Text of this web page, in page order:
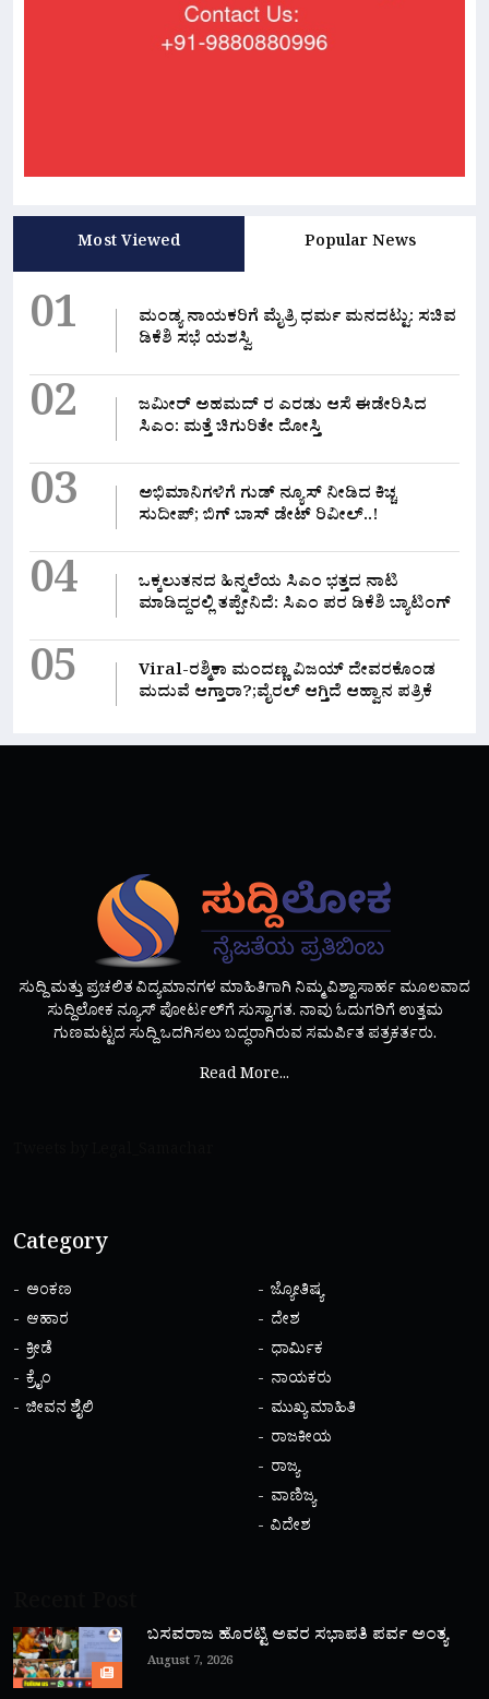
Most Viewed Popular News
01
ಮಂಡ್ಯ ನಾಯಕರಿಗೆ ಮೈತ್ರಿ ಧರ್ಮ ಮನದಟ್ಟು: ಸಚಿವ
ಡಿಕೆಶಿ ಸಭೆ ಯಶಸ್ವಿ
02
ಜಮೀರ್ ಅಹಮದ್ ರ ಎರಡು ಆಸೆ ಈಡೇರಿಸಿದ
ಸಿಎಂ: ಮತ್ತೆ ಚಿಗುರಿತೇ ದೋಸ್ತಿ
03
ಅಭಿಮಾನಿಗಳಿಗೆ ಗುಡ್ ನ್ಯೂಸ್ ನೀಡಿದ ಕಿಚ್ಚ
ಸುದೀಪ್; ಬಿಗ್ ಬಾಸ್ ಡೇಟ್ ರಿವೀಲ್..!
04
ಒಕ್ಕಲುತನದ ಹಿನ್ನಲೆಯ ಸಿಎಂ ಭತ್ತದ ನಾಟಿ
ಮಾಡಿದ್ದರಲ್ಲಿ‌ ತಪ್ಪೇನಿದೆ: ಸಿಎಂ ಪರ ಡಿಕೆಶಿ ಬ್ಯಾಟಿಂಗ್
05
Viral-ರಶ್ಮಿಕಾ ಮಂದಣ್ಣ ವಿಜಯ್ ದೇವರಕೊಂಡ
ಮದುವೆ ಆಗ್ತಾರಾ?;ವೈರಲ್ ಆಗ್ತಿದೆ ಆಹ್ವಾನ ಪತ್ರಿಕೆ
ಸುದ್ದಿ ಮತ್ತು ಪ್ರಚಲಿತ ವಿದ್ಯಮಾನಗಳ ಮಾಹಿತಿಗಾಗಿ ನಿಮ್ಮ ವಿಶ್ವಾಸಾರ್ಹ ಮೂಲವಾದ
ಸುದ್ದಿಲೋಕ ನ್ಯೂಸ್ ಪೋರ್ಟಲ್‌ಗೆ ಸುಸ್ವಾಗತ. ನಾವು ಓದುಗರಿಗೆ ಉತ್ತಮ
ಗುಣಮಟ್ಟದ ಸುದ್ದಿ ಒದಗಿಸಲು ಬದ್ಧರಾಗಿರುವ ಸಮರ್ಪಿತ ಪತ್ರಕರ್ತರು.
Read More...
Category
ಅಂಕಣ
ಆಹಾರ
ಕ್ರೀಡೆ
ಕ್ರೈಂ
ಜೀವನ ಶೈಲಿ
ಜ್ಯೋತಿಷ್ಯ
ದೇಶ
ಧಾರ್ಮಿಕ
ನಾಯಕರು
ಮುಖ್ಯ ಮಾಹಿತಿ
ರಾಜಕೀಯ
ರಾಜ್ಯ
ವಾಣಿಜ್ಯ
ವಿದೇಶ
ಬಸವರಾಜ ಹೊರಟ್ಟಿ ಅವರ ಸಭಾಪತಿ ಪರ್ವ ಅಂತ್ಯ
August 7, 2026